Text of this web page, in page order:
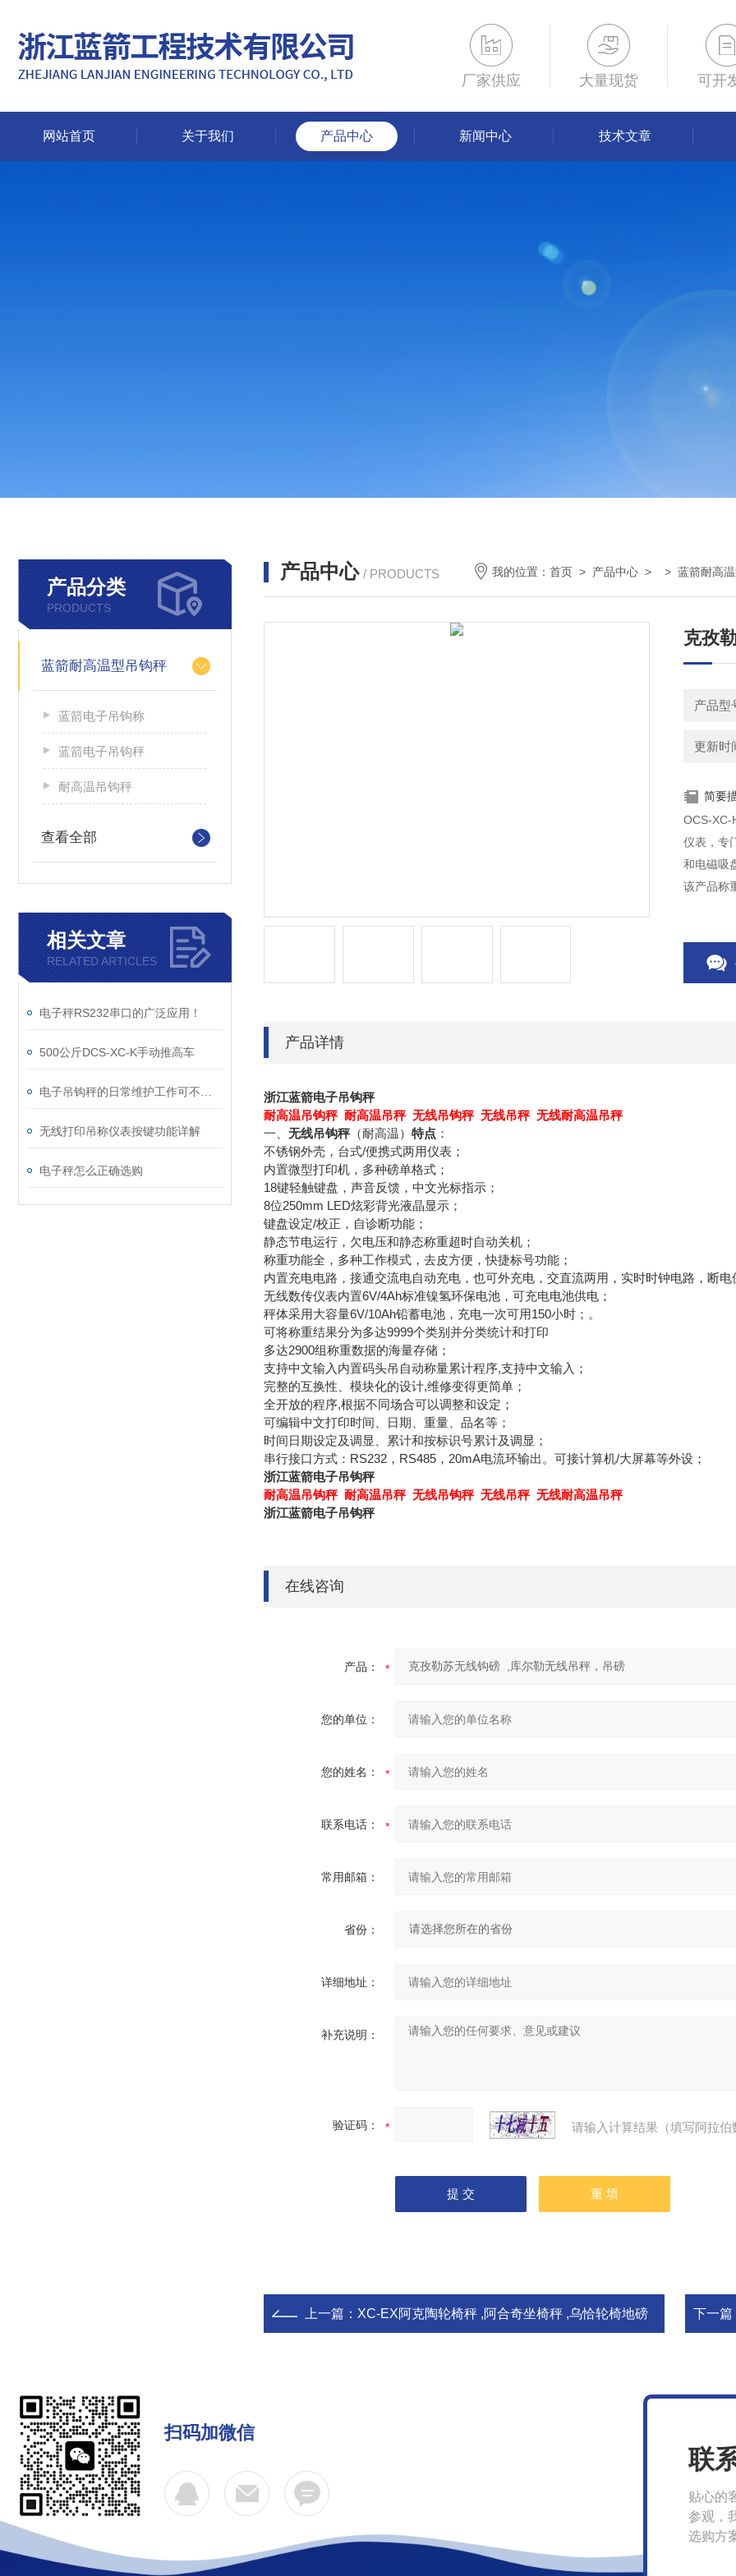
厂家供应 大量现货 可开
网站首页 关于我们 产品中心 新闻中心 技术文章
产品分类
PRODUCTS
蓝箭耐高温型吊钩秤
蓝箭电子吊钩称
蓝箭电子吊钩秤
耐高温吊钩秤
查看全部
相关文章
RELATED ARTICLES
电子秤RS232串口的广泛应用！
500公斤DCS-XC-K手动推高车
无线打印吊称仪表按键功能详解
电子秤怎么正确选购
产品中心 / PRODUCTS 我的位置： 首页 > 产品中心 > > 蓝箭耐高
克孜
产品型
更新时
简要
OCS-
仪表，专
和电磁吸
该产品称
产品详情
浙江蓝箭电子吊钩秤
耐高温吊钩秤 耐高温吊秤 无线吊钩秤 无线吊秤 无线耐高温吊秤
一、 无线吊钩秤（耐高温） 特点 ：
不锈钢外壳，台式/便携式两用仪表；
内置微型打印机，多种磅单格式；
18键轻触键盘，声音反馈，中文光标指示；
8位250mm LED炫彩背光液晶显示；
键盘设定/校正，自诊断功能；
静态节电运行，欠电压和静态称重超时自动关机；
称重功能全，多种工作模式，去皮方便，快捷标号功能；
内置充电电路，接通交流电自动充电，也可外充电，交直流两用，实时时钟电路，断电
无线数传仪表内置6V/4Ah标准镍氢环保电池，可充电电池供电；
秤体采用大容量6V/10Ah铅蓄电池，充电一次可用150小时；。
可将称重结果分为多达9999个类别并分类统计和打印
多达2900组称重数据的海量存储；
支持中文输入内置码头吊自动称量累计程序,支持中文输入；
完整的互换性、模块化的设计,维修变得更简单；
全开放的程序,根据不同场合可以调整和设定；
可编辑中文打印时间、日期、重量、品名等；
时间日期设定及调显、累计和按标识号累计及调显；
串行接口方式：RS232，RS485，20mA电流环输出。可接计算机/大屏幕等外设；
浙江蓝箭电子吊钩秤
耐高温吊钩秤 耐高温吊秤 无线吊钩秤 无线吊秤 无线耐高温吊秤
浙江蓝箭电子吊钩秤
在线咨询
产品：
您的单位：
您的姓名：
联系电话：
常用邮箱：
省份：
详细地址：
补充说明：
验证码： 请输入计算结果（填写阿拉
上一篇： XC-EX阿克陶轮椅秤 ,阿合奇坐椅秤 ,乌恰轮椅地磅 下一篇
扫码加微信
联
贴心的
参观，
选购方